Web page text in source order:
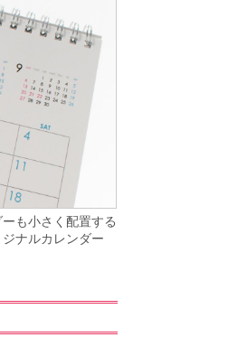
も小さく配置する
ナルカレンダー